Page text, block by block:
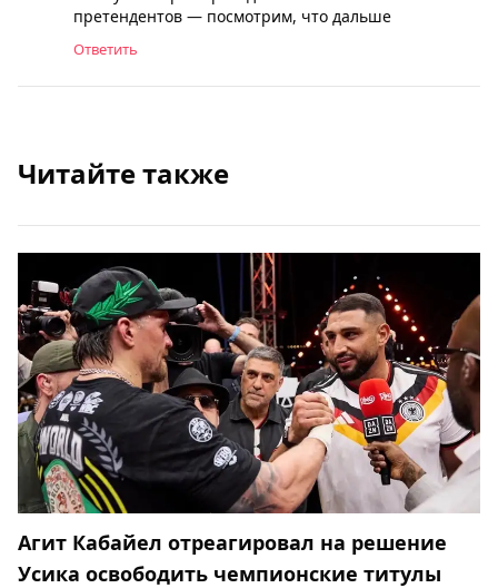
претендентов — посмотрим, что дальше
Ответить
Читайте также
Агит Кабайел отреагировал на решение
Усика освободить чемпионские титулы